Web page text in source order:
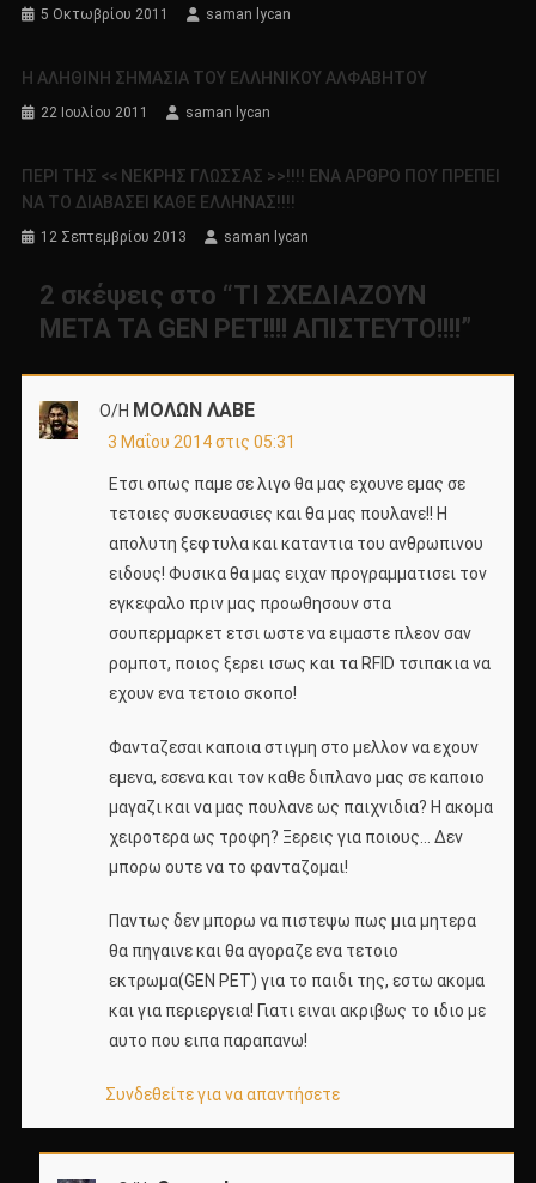
5 Οκτωβρίου 2011 saman lycan
Η ΑΛΗΘΙΝΗ ΣΗΜΑΣΙΑ ΤΟΥ ΕΛΛΗΝΙΚΟΥ ΑΛΦΑΒΗΤΟΥ
22 Ιουλίου 2011 saman lycan
ΠΕΡΙ ΤΗΣ << ΝΕΚΡΗΣ ΓΛΩΣΣΑΣ >>!!!! ΕΝΑ ΑΡΘΡΟ ΠΟΥ ΠΡΕΠΕΙ
ΝΑ ΤΟ ΔΙΑΒΑΣΕΙ ΚΑΘΕ ΕΛΛΗΝΑΣ!!!!
12 Σεπτεμβρίου 2013 saman lycan
2 σκέψεις στο “ΤΙ ΣΧΕΔΙΑΖΟΥΝ
ΜΕΤΑ ΤΑ GEN PET!!!! ΑΠΙΣΤΕΥΤΟ!!!!”
Ο/Η ΜΟΛΩΝ ΛΑΒΕ
3 Μαΐου 2014 στις 05:31
Ετσι οπως παμε σε λιγο θα μας εχουνε εμας σε
τετοιες συσκευασιες και θα μας πουλανε!! Η
απολυτη ξεφτυλα και καταντια του ανθρωπινου
ειδους! Φυσικα θα μας ειχαν προγραμματισει τον
εγκεφαλο πριν μας προωθησουν στα
σουπερμαρκετ ετσι ωστε να ειμαστε πλεον σαν
ρομποτ, ποιος ξερει ισως και τα RFID τσιπακια να
εχουν ενα τετοιο σκοπο!
Φανταζεσαι καποια στιγμη στο μελλον να εχουν
εμενα, εσενα και τον καθε διπλανο μας σε καποιο
μαγαζι και να μας πουλανε ως παιχνιδια? Η ακομα
χειροτερα ως τροφη? Ξερεις για ποιους… Δεν
μπορω ουτε να το φανταζομαι!
Παντως δεν μπορω να πιστεψω πως μια μητερα
θα πηγαινε και θα αγοραζε ενα τετοιο
εκτρωμα(GEN PET) για το παιδι της, εστω ακομα
και για περιεργεια! Γιατι ειναι ακριβως το ιδιο με
αυτο που ειπα παραπανω!
Συνδεθείτε για να απαντήσετε